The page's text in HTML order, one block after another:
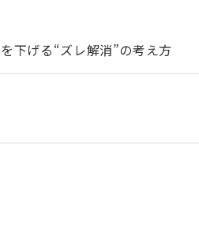
下げる“ズレ解消”の考え方